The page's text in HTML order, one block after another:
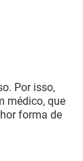
Por isso,
médico, que
forma de